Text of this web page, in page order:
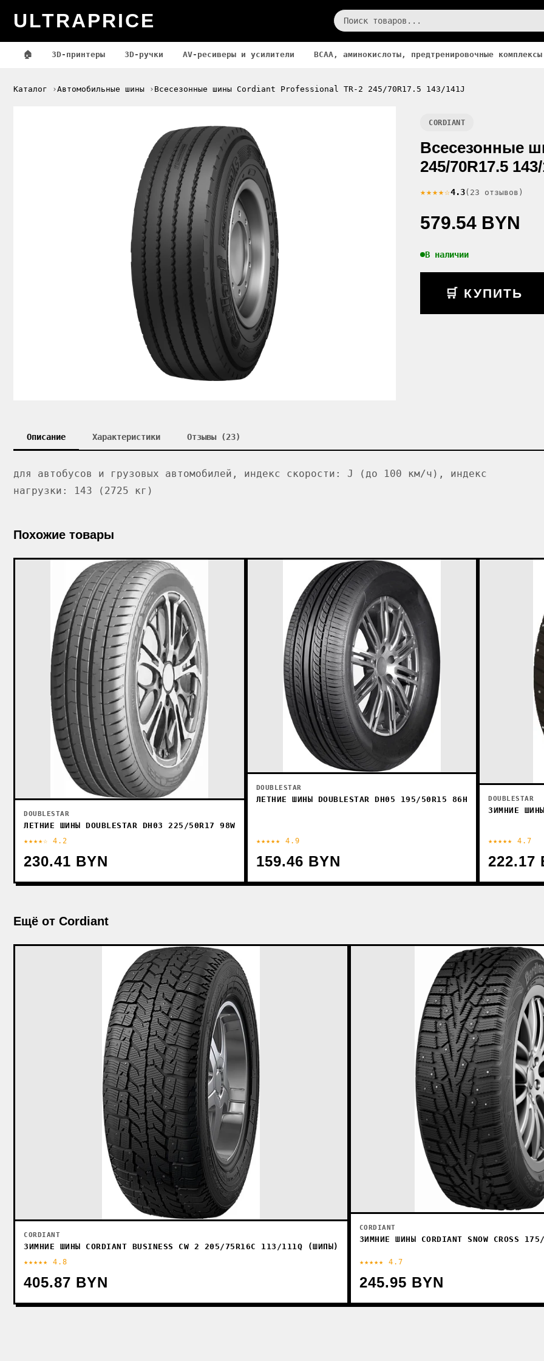
ULTRAPRICE
🏠 3D-принтеры 3D-ручки AV-ресиверы и усилители BCAA, аминокислоты, предтренировочные
Каталог Автомобильные шины Всесезонные шины Cordiant Professional TR-2 245/70R17.5 143/141J
CORDIANT
Всесезонные
245/70R17.5
★★★★☆4.3(23 отзывов)
579.54 BYN
В наличии
🛒 КУПИТЬ
Описание Характеристики Отзывы (23)
для автобусов и грузовых автомобилей, индекс скорости: J (до 100 км/ч), индекс
нагрузки: 143 (2725 кг)
Похожие товары
DOUBLESTAR
ЛЕТНИЕ ШИНЫ DOUBLESTAR DH03 225/50R17 98W
★★★★☆ 4.2
230.41 BYN
DOUBLESTAR
ЛЕТНИЕ ШИНЫ DOUBLESTAR DH05 195/50R15 86H
★★★★★ 4.9
159.46 BYN
DOUBLESTAR
ЗИМНИЕ
★★★★★ 4.7
222.17
Ещё от Cordiant
CORDIANT
ЗИМНИЕ ШИНЫ CORDIANT BUSINESS CW 2 205/75R16C 113/111Q (ШИПЫ)
★★★★★ 4.8
405.87 BYN
CORDIANT
ЗИМНИЕ ШИНЫ CORDIANT SNOW CROSS
★★★★★ 4.7
245.95 BYN